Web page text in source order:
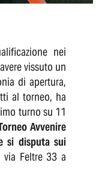
nei
vissuto un
di apertura,
al torneo, ha
turno su 11
Avvenire
si disputa sui
Feltre 33 a